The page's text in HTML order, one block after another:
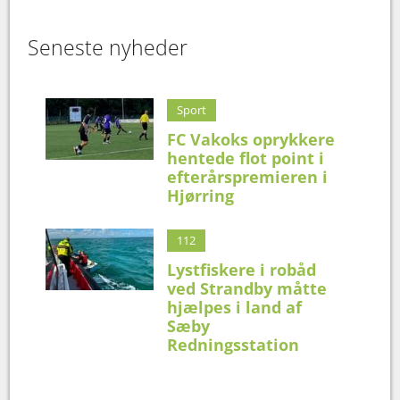
Seneste nyheder
Sport
FC Vakoks oprykkere
hentede flot point i
efterårspremieren i
Hjørring
112
Lystfiskere i robåd
ved Strandby måtte
hjælpes i land af
Sæby
Redningsstation